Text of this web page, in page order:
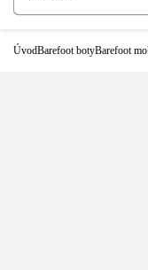
ÚvodBarefoot botyBarefoot